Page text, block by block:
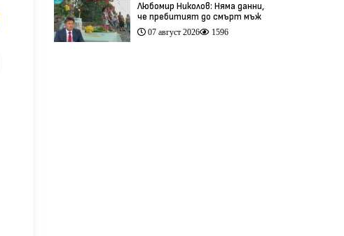
Любомир Николов: Няма данни,
че пребитият до смърт мъж
в Пловдив е бил педофил
(видео)
07 август 2026 1596